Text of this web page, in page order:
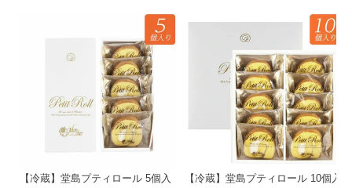
【冷蔵】堂島プティロール 5個入 【冷蔵】堂島プティロール 10個入